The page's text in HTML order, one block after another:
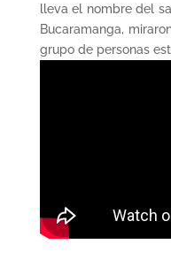
lleva el nombre del
Bucaramanga,
grupo de personas